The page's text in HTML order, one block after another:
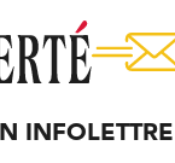
INFOLETTRE